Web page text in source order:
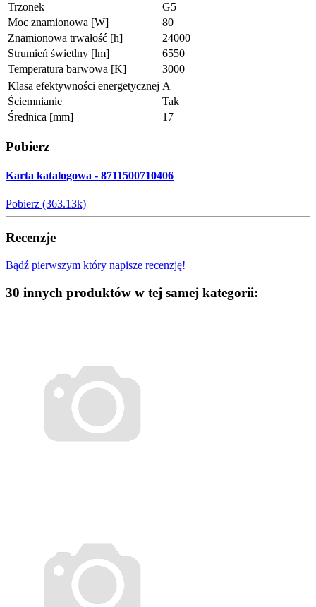
Trzonek
G5
Moc znamionowa [W]
80
Znamionowa trwałość [h]
24000
Strumień świetlny [lm]
6550
Temperatura barwowa [K]
3000
Klasa efektywności energetycznej A
Ściemnianie
Tak
Średnica [mm]
17
Pobierz
Karta katalogowa - 8711500710406
Pobierz (363.13k)
Recenzje
Bądź pierwszym który napisze recenzję!
30 innych produktów w tej samej kategorii: